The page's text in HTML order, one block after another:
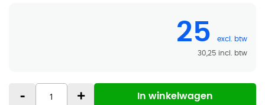
25
30,25
- + In winkelwagen